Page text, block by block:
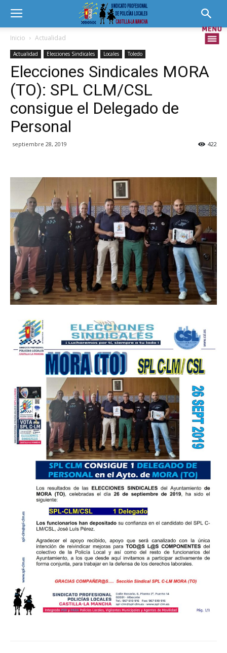
Inicio Actualidad
Actualidad Elecciones Sindicales Locales Toledo
Elecciones Sindicales MORA
(TO): SPL CLM/CSL
consigue el Delegado de
Personal
septiembre 28, 2019 422